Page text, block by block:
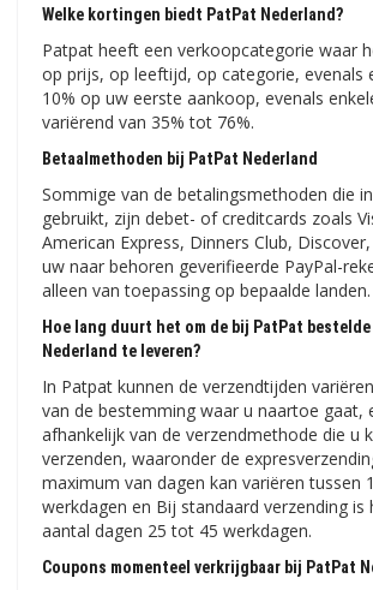
Welke kortingen biedt PatPat Nederland?
Patpat heeft een verkoopcategorie waar
op prijs, op leeftijd, op categorie, evenals
10% op uw eerste aankoop, evenals
variërend van 35% tot 76%.
Betaalmethoden bij PatPat Nederland
Sommige van de betalingsmethoden die
gebruikt, zijn debet- of creditcards zoals
American Express, Dinners Club, Discover,
uw naar behoren geverifieerde PayPal-
alleen van toepassing op bepaalde landen.
Hoe lang duurt het om de bij PatPat
Nederland te leveren?
In Patpat kunnen de verzendtijden
van de bestemming waar u naartoe gaat,
afhankelijk van de verzendmethode die u
verzenden, waaronder de
maximum van dagen kan variëren tussen
werkdagen en Bij standaard verzending is
aantal dagen 25 tot 45 werkdagen.
Coupons momenteel verkrijgbaar bij PatPat